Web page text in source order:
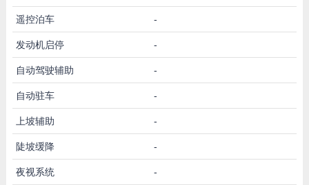
遥控泊车 -
发动机启停 -
自动驾驶辅助 -
自动驻车 -
上坡辅助 -
陡坡缓降 -
夜视系统 -